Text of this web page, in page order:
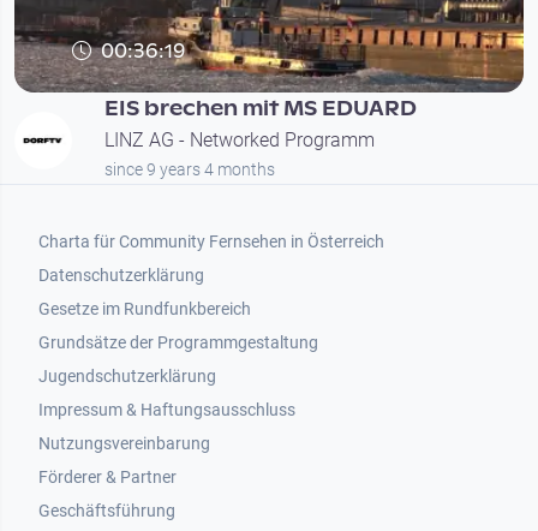
00:36:19
EIS brechen mit MS EDUARD
LINZ AG - Networked Programm
since 9 years 4 months
Footer 1
Charta für Community Fernsehen in Österreich
Datenschutzerklärung
Gesetze im Rundfunkbereich
Grundsätze der Programmgestaltung
Jugendschutzerklärung
Impressum & Haftungsausschluss
Nutzungsvereinbarung
Footer 2
Förderer & Partner
Geschäftsführung